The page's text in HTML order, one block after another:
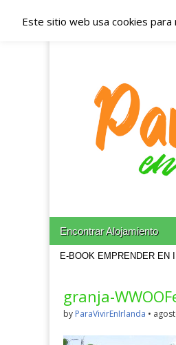
Blog dedicado a los
Main menu
Skip to content
Encontrar Alojamiento
E-BOOK EMPRENDER EN
granja-
by ParaVivirEnIrlanda •
Este sitio web usa cookies